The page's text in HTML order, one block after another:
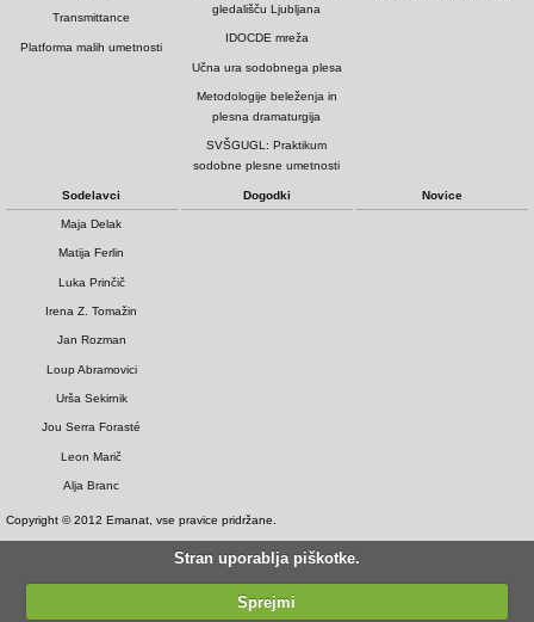
Transmittance
Platforma malih umetnosti
gledališču Ljubljana
IDOCDE mreža
Učna ura sodobnega plesa
Metodologije beleženja in
plesna dramaturgija
SVŠGUGL: Praktikum
sodobne plesne umetnosti
Sodelavci
Maja Delak
Matija Ferlin
Luka Prinčič
Irena Z. Tomažin
Jan Rozman
Loup Abramovici
Urša Sekirnik
Jou Serra Forasté
Leon Marič
Alja Branc
Dogodki Novice
Copyright © 2012 Emanat, vse pravice pridržane.
Stran uporablja piškotke.
Sprejmi